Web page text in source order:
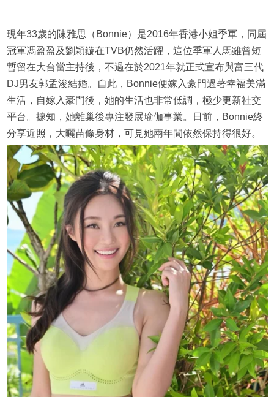
現年33歲的陳雅思（Bonnie）是2016年香港小姐季軍，同屆
冠軍馮盈盈及劉穎鏇在TVB仍然活躍，這位季軍人馬雖曾短
暫留在大台當主持後，不過在於2021年就正式宣布與富三代
DJ男友郭孟浚結婚。自此，Bonnie便嫁入豪門過著幸福美滿
生活，自嫁入豪門後，她的生活也非常低調，極少更新社交
平台。據知，她離巢後專注發展瑜伽事業。日前，Bonnie終
分享近照，大曬苗條身材，可見她兩年間依然保持得很好。